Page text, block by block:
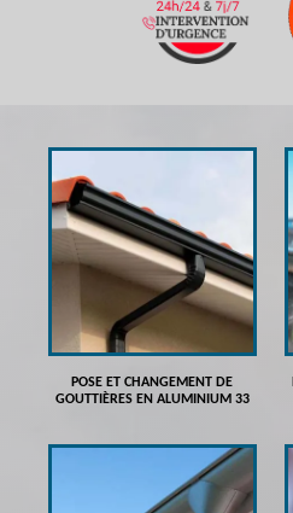
POSE ET CHANGEMENT DE
GOUTTIÈRES EN ALUMINIUM 33